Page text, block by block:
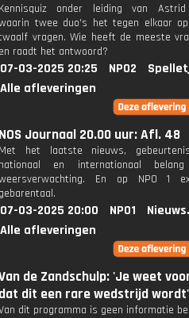
Kennisquiz onder leiding van
twee duo's het tegen elkaar
vragen. Wie heeft de meeste
en raadt het antwoord?
07-03-2025 20:25 NPO2
Alle afleveringen
NOS Journaal 20.00 uur: Afl. 48
Met het laatste nieuws,
nationaal en internationaal
En op NPO 1
gebarentaal.
07-03-2025 20:00 NPO1
Alle afleveringen
de Zandschulp: 'Je weet
dat dit een rare wedstrijd wordt'
dit programma is geen informatie